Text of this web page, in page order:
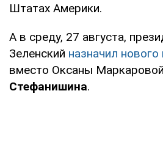
Штатах Америки.
А в среду, 27 августа,
Зеленский назначил
вместо Оксаны Маркаровой
Стефанишина.